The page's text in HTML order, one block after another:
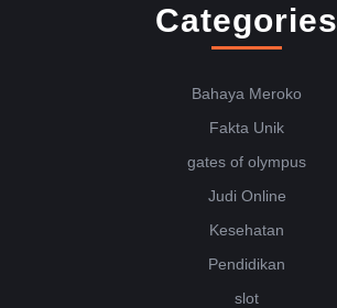
Categories
Bahaya Meroko
Fakta Unik
gates of olympus
Judi Online
Kesehatan
Pendidikan
slot